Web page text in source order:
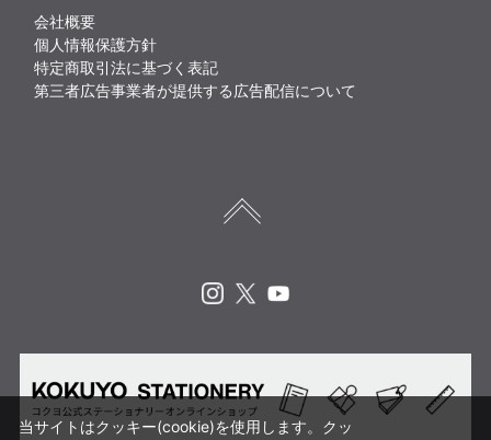
会社概要
個人情報保護方針
特定商取引法に基づく表記
第三者広告事業者が提供する広告配信について
当サイトはクッキー(cookie)を使用します。クッ